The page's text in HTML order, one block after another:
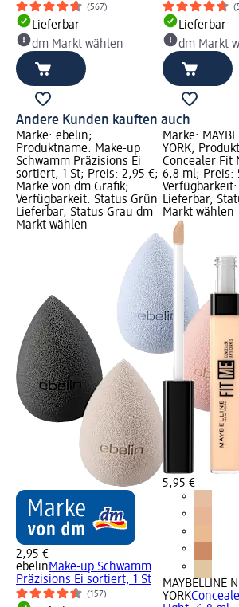
(567)
Lieferbar
dm Markt wählen
Lieferbar
dm Markt
Andere Kunden kauften auch
Marke: ebelin;
Produktname: Make-up
Schwamm Präzisions Ei
sortiert, 1 St; Preis: 2,95 €;
Marke von dm Grafik;
Verfügbarkeit: Status Grün
Lieferbar, Status Grau dm
Markt wählen
2,95 €
ebelinMake-up Schwamm
Präzisions Ei sortiert, 1 St
(157)
Marke:
YORK;
Concealer Fit
6,8 ml; Preis:
Lieferbar,
Markt wählen
5,95 €
MAYBELLINE
YORK